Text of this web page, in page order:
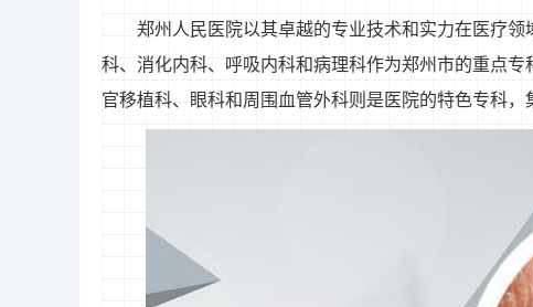
郑州人民医院以其卓越的专业技术和实力在医疗
科、消化内科、呼吸内科和病理科作为郑州市的重点
官移植科、眼科和周围血管外科则是医院的特色专科，